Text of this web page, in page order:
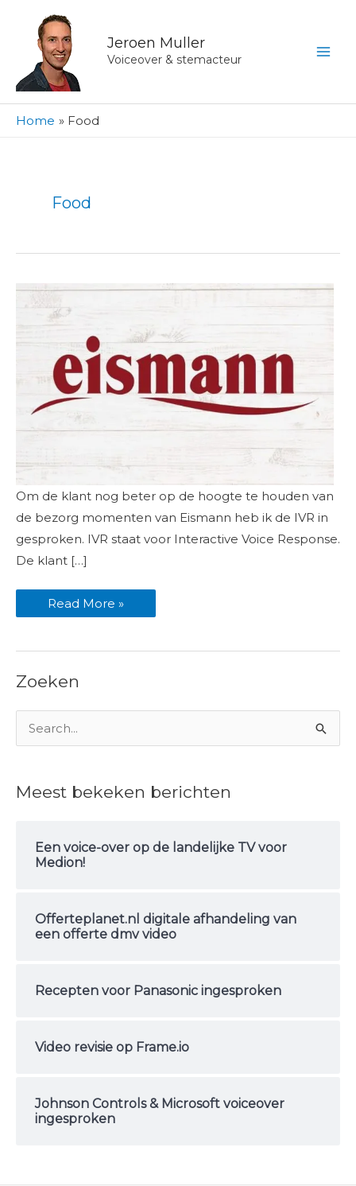
inhoud
Jeroen Muller
Voiceover & stemacteur
Home Food
Food
Om de klant nog beter op de hoogte te houden van
de bezorg momenten van Eismann heb ik de IVR in
gesproken. IVR staat voor Interactive Voice Response.
De klant […]
Eismann
IVR
ingesproken
Read More »
Zoeken
Meest bekeken berichten
Een voice-over op de landelijke TV voor
Medion!
Offerteplanet.nl digitale afhandeling van
een offerte dmv video
Recepten voor Panasonic ingesproken
Video revisie op Frame.io
Johnson Controls & Microsoft voiceover
ingesproken